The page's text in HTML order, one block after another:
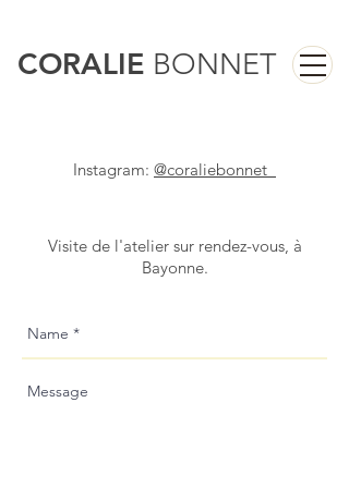
CORALIE BONNET
Instagram: @coraliebonnet_
Visite de l'atelier sur rendez-vous, à
Bayonne.